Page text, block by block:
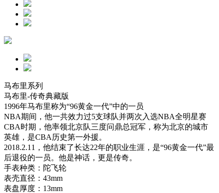
马布里系列
马布里-传奇典藏版
1996年马布里称为“96黄金一代”中的一员
NBA期间，他一共效力过5支球队并两次入选NBA全明星赛
CBA时期，他率领北京队三度问鼎总冠军，称为北京的城市
英雄，是CBA历史第一外援。
2018.2.11，他结束了长达22年的职业生涯，是“96黄金一代”最
后退役的一员。他是神话，更是传奇。
手表种类：陀飞轮
表壳直径：43mm
表盘厚度：13mm